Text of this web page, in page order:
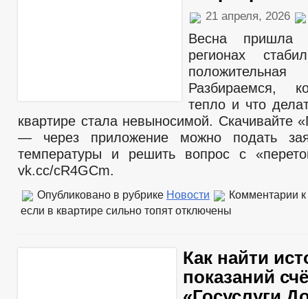
21 апреля, 2026
Весна
регионах
положительная
Разбираемся,
тепло и что
квартире стала невыносимой. Скачивайте
— через приложение можно подать
температуры и решить вопрос с
vk.cc/cR4GCm.
Опубликовано в рубрике Новости Комментарии
если в квартире сильно топят отключены
Как найти
показаний